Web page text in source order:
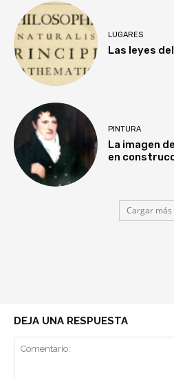
LUGARES
Las leyes
PINTURA
La imagen
en
Cargar más
DEJA UNA RESPUESTA